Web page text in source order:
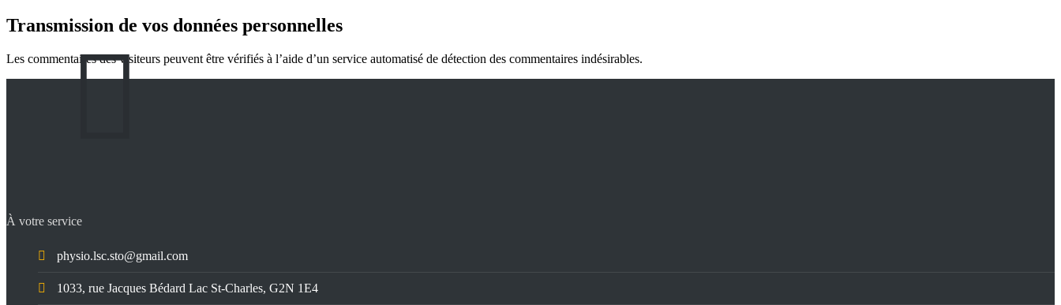
Transmission de vos données personnelles
Les commentaires des visiteurs peuvent être vérifiés à l’aide d’un service automatisé de détection des commentaires indésirables.
À votre service
physio.lsc.sto@gmail.com
1033, rue Jacques Bédard Lac St-Charles, G2N 1E4